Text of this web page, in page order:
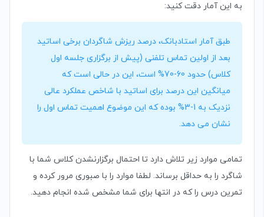
به این آمار دقت کنید:
طبق آمار استادبانک، درصد ریزش شاگردان برخی اساتید
بعد از اولین تماس تلفنی (پیش از برگزاری جلسه اول
کلاس) حدود 60-70% است، این در حالی است که
میانگین این درصد برای اساتید با شاخص عملکرد عالی
نزدیک به 1-3% بوده که این موضوع اهمیت تماس اول را
نشان می دهد.
تمامی موارد زیر تلاش دارد تا احتمال برگزارنشدن کلاس شما با
شاگرد را به حداقل برساند. لطفا موارد را با صبوری مرور کرده و
تمرین درس را که در انتها برای شما مشخص شده انجام دهید.